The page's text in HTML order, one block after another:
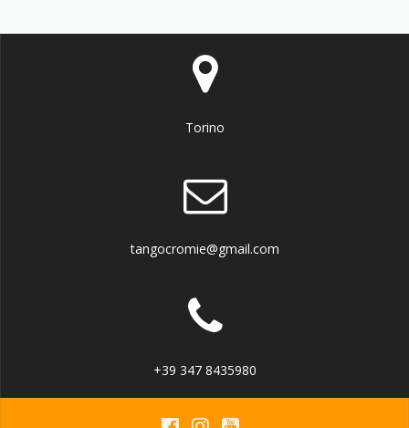
Torino
tangocromie@gmail.com
+39 347 8435980